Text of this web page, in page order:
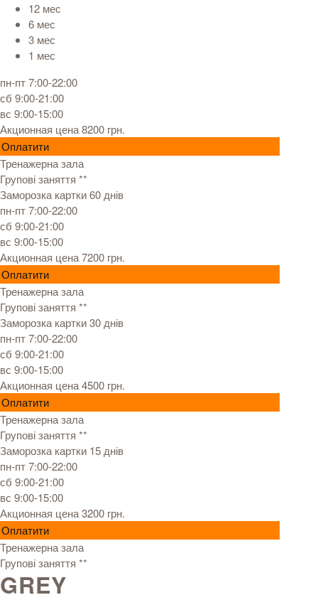
12 мес
6 мес
3 мес
1 мес
пн-пт 7:00-22:00
сб 9:00-21:00
вс 9:00-15:00
Акционная цена 8200 грн.
Оплатити
Тренажерна зала
Групові заняття **
Заморозка картки 60 днів
пн-пт 7:00-22:00
сб 9:00-21:00
вс 9:00-15:00
Акционная цена 7200 грн.
Оплатити
Тренажерна зала
Групові заняття **
Заморозка картки 30 днів
пн-пт 7:00-22:00
сб 9:00-21:00
вс 9:00-15:00
Акционная цена 4500 грн.
Оплатити
Тренажерна зала
Групові заняття **
Заморозка картки 15 днів
пн-пт 7:00-22:00
сб 9:00-21:00
вс 9:00-15:00
Акционная цена 3200 грн.
Оплатити
Тренажерна зала
Групові заняття **
GREY